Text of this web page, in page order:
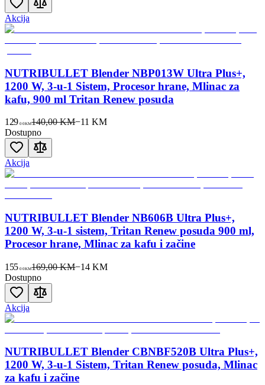
Akcija
NUTRIBULLET Blender NBP013W Ultra Plus+,
1200 W, 3-u-1 Sistem, Procesor hrane, Mlinac za
kafu, 900 ml Tritan Renew posuda
129 00KM140,00 KM−11 KM
Dostupno
Akcija
NUTRIBULLET Blender NB606B Ultra Plus+,
1200 W, 3-u-1 sistem, Tritan Renew posuda 900 ml,
Procesor hrane, Mlinac za kafu i začine
155 00KM169,00 KM−14 KM
Dostupno
Akcija
NUTRIBULLET Blender CBNBF520B Ultra Plus+,
1200 W, 3-u-1 Sistem, Tritan Renew posuda, Mlinac
za kafu i začine